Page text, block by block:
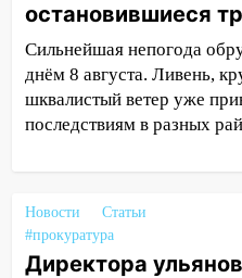
остановившиеся
Сильнейшая непогода
днём 8 августа. Ливень,
шквалистый ветер уже
последствиям в разных
Новости
Статьи
#прокуратура
Директора